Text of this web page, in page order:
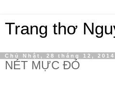
Trang thơ
Chủ Nhật, 28 tháng 12, 2014
NÉT MỰC ĐỎ